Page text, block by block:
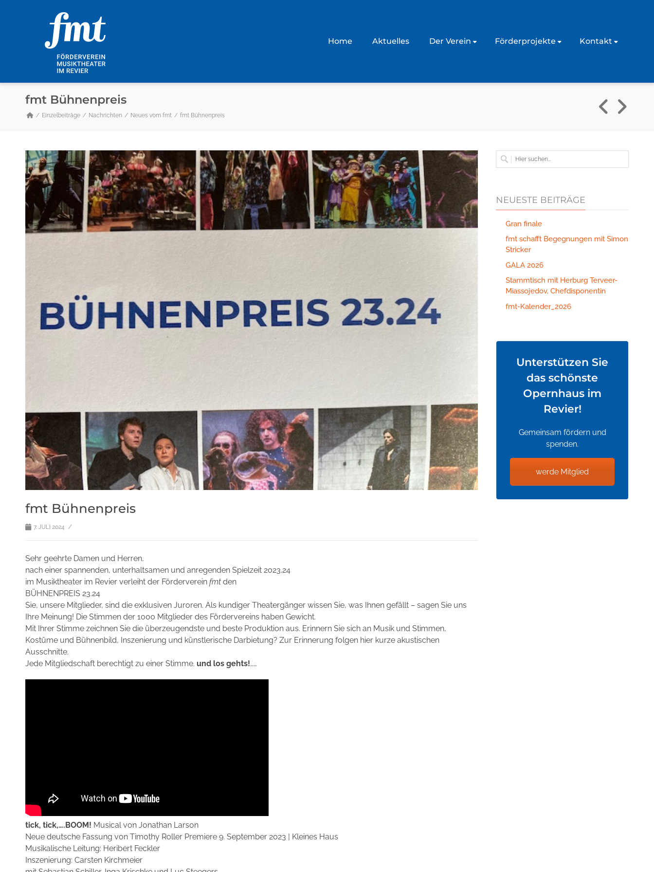
Home Aktuelles Der Verein Förderprojekte Kontakt
fmt Bühnenpreis
Einzelbeiträge Nachrichten Neues vom fmt fmt Bühnenpreis
fmt Bühnenpreis
7. JULI 2024 /
Sehr geehrte Damen und Herren,
nach einer spannenden, unterhaltsamen und anregenden Spielzeit 2023.24
im Musiktheater im Revier verleiht der Förderverein fmt den
BÜHNENPREIS 23.24
Sie, unsere Mitglieder, sind die exklusiven Juroren. Als kundiger Theatergänger wissen Sie, was Ihnen gefällt – sagen Sie uns
Ihre Meinung! Die Stimmen der 1000 Mitglieder des Fördervereins haben Gewicht.
Mit Ihrer Stimme zeichnen Sie die überzeugendste und beste Produktion aus. Erinnern Sie sich an Musik und Stimmen,
Kostüme und Bühnenbild, Inszenierung und künstlerische Darbietung? Zur Erinnerung folgen hier kurze akustischen
Ausschnitte.
Jede Mitgliedschaft berechtigt zu einer Stimme. und los gehts!……
tick, tick,….BOOM! Musical von Jonathan Larson
Neue deutsche Fassung von Timothy Roller Premiere 9. September 2023 | Kleines Haus
Musikalische Leitung: Heribert Feckler
Inszenierung: Carsten Kirchmeier
NEUESTE BEITRÄGE
Gran finale
fmt schafft Begegnungen mit Simon
Stricker
GALA 2026
Stammtisch mit Herburg Terveer-
Miassojedov, Chefdisponentin
fmt-Kalender_2026
Unterstützen Sie
das schönste
Opernhaus im
Revier!
Gemeinsam fördern und
spenden.
werde Mitglied